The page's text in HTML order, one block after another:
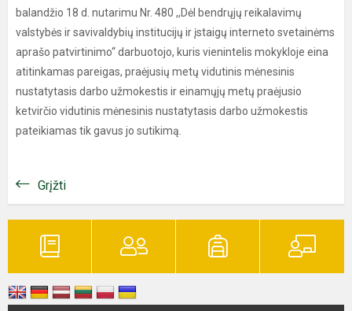
balandžio 18 d. nutarimu Nr. 480 ,,Dėl bendrųjų reikalavimų
valstybės ir savivaldybių institucijų ir įstaigų interneto svetainėms
aprašo patvirtinimo“ darbuotojo, kuris vienintelis mokykloje eina
atitinkamas pareigas, praėjusių metų vidutinis mėnesinis
nustatytasis darbo užmokestis ir einamųjų metų praėjusio
ketvirčio vidutinis mėnesinis nustatytasis darbo užmokestis
pateikiamas tik gavus jo sutikimą.
Grįžti